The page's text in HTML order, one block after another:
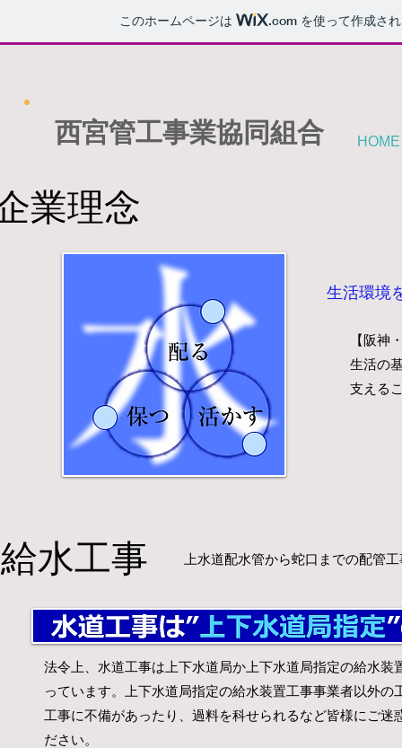
このホームページは .com を使って作成さ
西宮管工事業協同組合 HOME
業理念
生活環境
【阪神
生活の
支える
給水工事 上水道配水管から蛇口までの配管
法令上、水道工事は上下水道局か上下水道局指定の給水
っています。上下水道局指定の給水装置工事事業者以外
工事に不備があったり、過料を科せられるなど皆様にご
ださい。